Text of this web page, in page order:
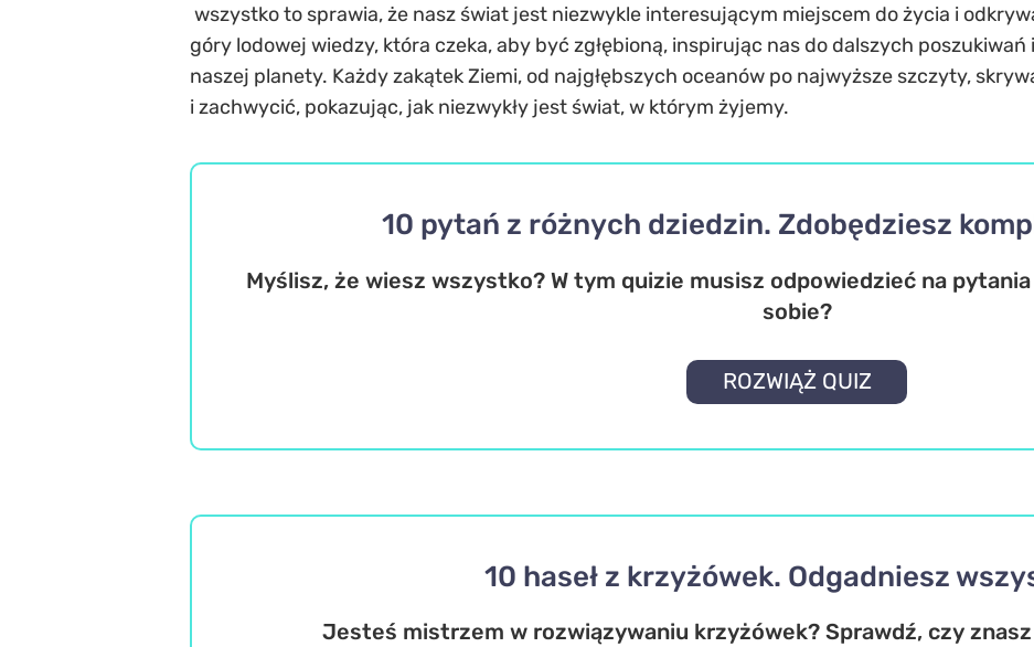
wszystko to sprawia, że nasz świat jest niezwykle interesującym miejscem do życia i
góry lodowej wiedzy, która czeka, aby być zgłębioną, inspirując nas do dalszych
naszej planety. Każdy zakątek Ziemi, od najgłębszych oceanów po najwyższe szczyty,
i zachwycić, pokazując, jak niezwykły jest świat, w którym żyjemy.
10 pytań z różnych dziedzin. Zdobędziesz
Myślisz, że wiesz wszystko? W tym quizie musisz odpowiedzieć na
sobie?
ROZWIĄŻ QUIZ
10 haseł z krzyżówek. Odgadniesz
Jesteś mistrzem w rozwiązywaniu krzyżówek? Sprawdź, czy